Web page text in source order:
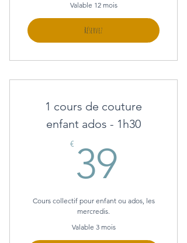
Valable 12 mois
Réservez
1 cours de couture
enfant ados - 1h30
€ 39
Cours collectif pour enfant ou ados, les
mercredis.
Valable 3 mois